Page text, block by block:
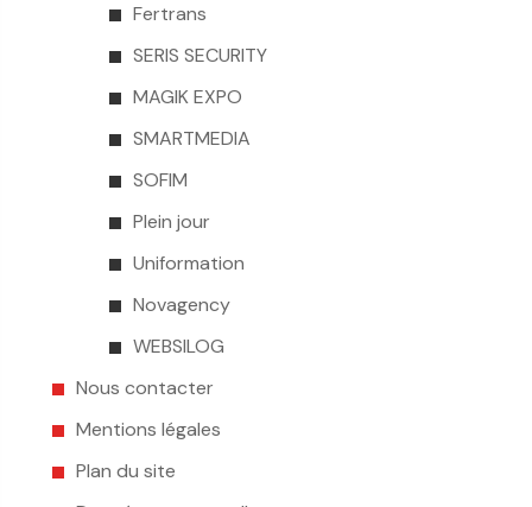
Fertrans
SERIS SECURITY
MAGIK EXPO
SMARTMEDIA
SOFIM
Plein jour
Uniformation
Novagency
WEBSILOG
Nous contacter
Mentions légales
Plan du site